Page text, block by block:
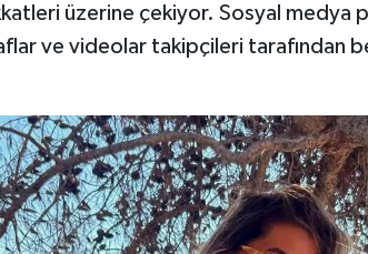
üzerine çekiyor. Sosyal medya
ve videolar takipçileri tarafından